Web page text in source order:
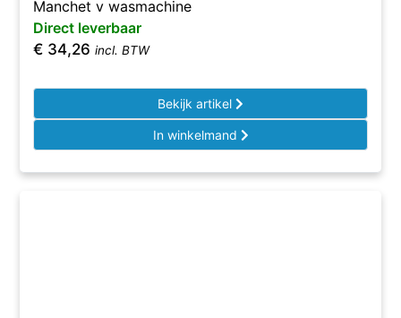
Manchet v wasmachine
Direct leverbaar
€ 34,26 incl. BTW
Bekijk artikel
In winkelmand